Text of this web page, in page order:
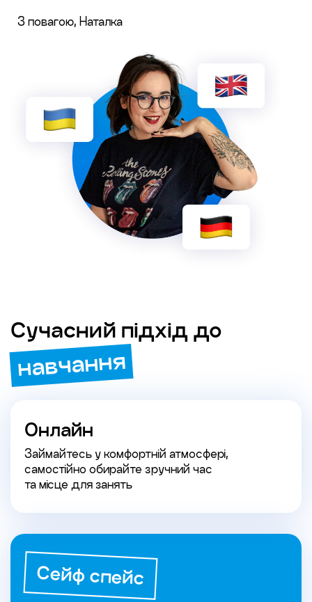
З повагою, Наталка
Сучасний підхід до
навчання
Онлайн
Займайтесь у комфортній атмосфері,
самостійно обирайте зручний час
та місце для занять
Сейф спейс